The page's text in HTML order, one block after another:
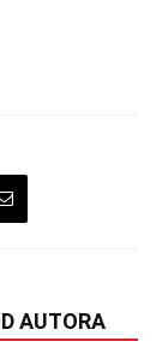
AUTORA